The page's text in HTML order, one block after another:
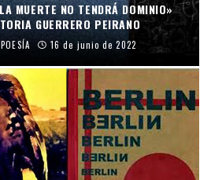
MUERTE NO TENDRÁ DOMINIO»
GUERRERO PEIRANO
POESÍA 16 de junio de 2022